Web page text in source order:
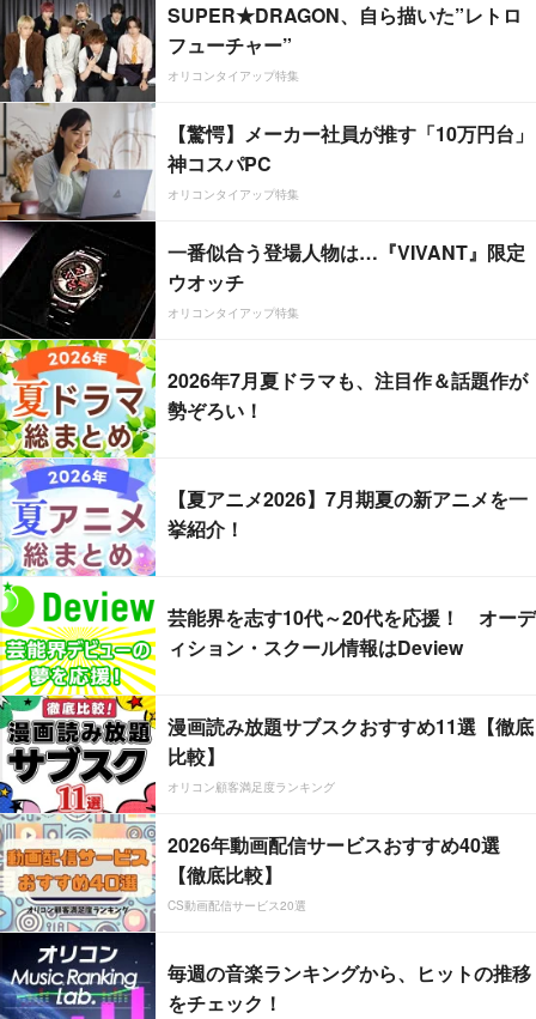
SUPER★DRAGON、自ら描いた”レトロ
フューチャー”
オリコンタイアップ特集
【驚愕】メーカー社員が推す「10万円台」
神コスパPC
オリコンタイアップ特集
一番似合う登場人物は…『VIVANT』限定
ウオッチ
オリコンタイアップ特集
2026年7月夏ドラマも、注目作＆話題作が
勢ぞろい！
【夏アニメ2026】7月期夏の新アニメを一
挙紹介！
芸能界を志す10代～20代を応援！ オーデ
ィション・スクール情報はDeview
漫画読み放題サブスクおすすめ11選【徹底
比較】
オリコン顧客満足度ランキング
2026年動画配信サービスおすすめ40選
【徹底比較】
CS動画配信サービス20選
毎週の音楽ランキングから、ヒットの推移
をチェック！